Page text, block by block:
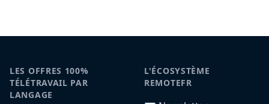
LES OFFRES 100%
TÉLÉTRAVAIL PAR
LANGAGE
L'ÉCOSYSTÈME
REMOTEFR